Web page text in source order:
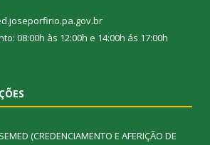
08:00h às 12:00h e 14:00h ás 17:00h
(CREDENCIAMENTO E AFERIÇÃO DE